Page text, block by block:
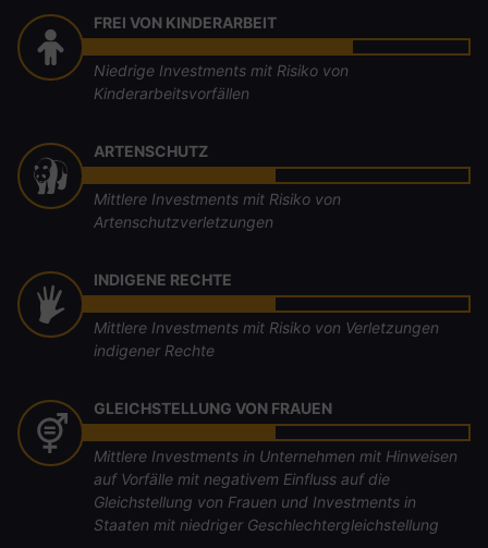
FREI VON KINDERARBEIT
Niedrige Investments mit Risiko von
Kinderarbeitsvorfällen
ARTENSCHUTZ
Mittlere Investments mit Risiko von
Artenschutzverletzungen
INDIGENE RECHTE
Mittlere Investments mit Risiko von Verletzungen
indigener Rechte
GLEICHSTELLUNG VON FRAUEN
Mittlere Investments in Unternehmen mit Hinweisen
auf Vorfälle mit negativem Einfluss auf die
Gleichstellung von Frauen und Investments in
Staaten mit niedriger Geschlechtergleichstellung